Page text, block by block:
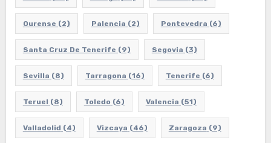
Ourense (2) Palencia (2) Pontevedra (6)
Santa Cruz De Tenerife (9) Segovia (3)
Sevilla (8) Tarragona (16) Tenerife (6)
Teruel (8) Toledo (6) Valencia (51)
Valladolid (4) Vizcaya (46) Zaragoza (9)